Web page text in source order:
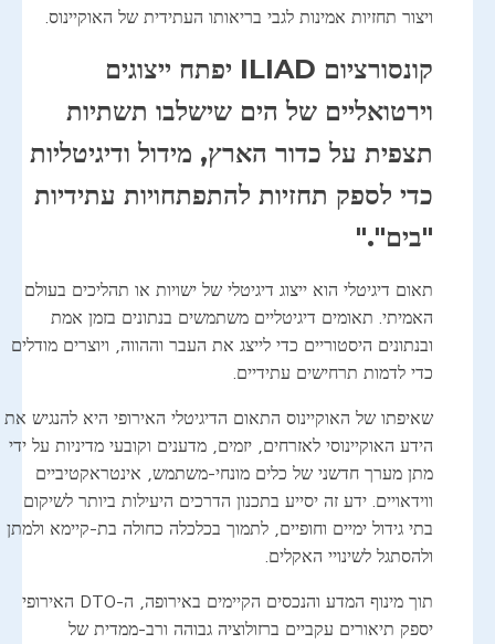
ויצור תחזיות אמינות לגבי בריאותו העתידית של האוקיינוס.
קונסורציום ILIAD יפתח ייצוגים
וירטואליים של הים שישלבו תשתיות
תצפית על כדור הארץ, מידול ודיגיטליות
כדי לספק תחזיות להתפתחויות עתידיות
"בים"."
תאום דיגיטלי הוא ייצוג דיגיטלי של ישויות או תהליכים בעולם
האמיתי. תאומים דיגיטליים משתמשים בנתונים בזמן אמת
ובנתונים היסטוריים כדי לייצג את העבר וההווה, ויוצרים מודלים
כדי לדמות תרחישים עתידיים.
שאיפתו של האוקיינוס התאום הדיגיטלי האירופי היא להנגיש את
הידע האוקיינוסי לאזרחים, יזמים, מדענים וקובעי מדיניות על ידי
מתן מערך חדשני של כלים מונחי-משתמש, אינטראקטיביים
ווידאויים. ידע זה יסייע בתכנון הדרכים היעילות ביותר לשיקום
בתי גידול ימיים וחופיים, לתמוך בכלכלה כחולה בת-קיימא ולמתן
ולהסתגל לשינויי האקלים.
תוך מינוף המדע והנכסים הקיימים באירופה, ה-DTO האירופי
יספק תיאורים עקביים ברזולוציה גבוהה ורב-ממדית של